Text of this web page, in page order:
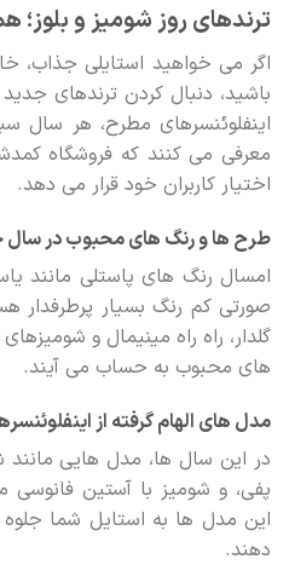
ترندهای روز شومیز و بلوز؛
اگر می خواهید استایلی جذاب،
باشید، دنبال کردن ترندهای
اینفلوئنسرهای مطرح، هر
معرفی می کنند که فروشگاه
اختیار کاربران خود قرار می دهد.
طرح ها و رنگ های محبوب در سال
امسال رنگ های پاستلی مانند
صورتی کم رنگ بسیار پرطرفدار
گلدار، راه راه مینیمال و
های محبوب به حساب می آیند.
مدل های الهام گرفته از
در این سال ها، مدل هایی مانند
پفی، و شومیز با آستین فانوسی
این مدل ها به استایل شما
دهند.